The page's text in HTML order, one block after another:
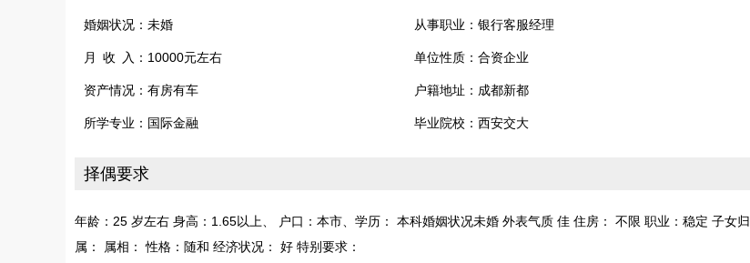
婚姻状况：未婚 从事职业：银行客服经理
月 收 入：10000元左右 单位性质：合资企业
资产情况：有房有车 户籍地址：成都新都
所学专业：国际金融 毕业院校：西安交大
择偶要求
年龄：25 岁左右 身高：1.65以上、 户口：本市、学历： 本科婚姻状况未婚 外表气质 佳 住房： 不限 职业：稳定 子女归
属： 属相： 性格：随和 经济状况： 好 特别要求：